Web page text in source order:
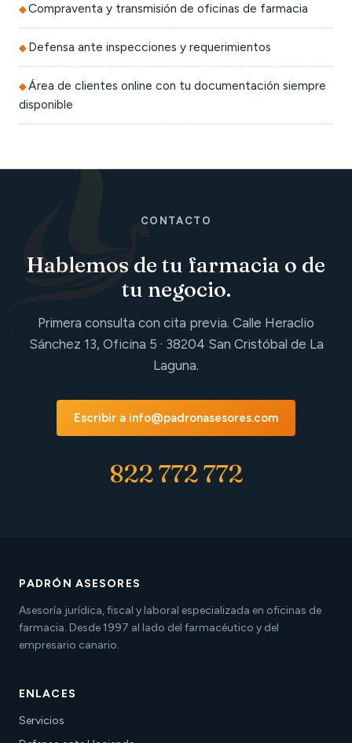
Compraventa y transmisión de oficinas de farmacia
Defensa ante inspecciones y requerimientos
Área de clientes online con tu documentación siempre
disponible
CONTACTO
Hablemos de tu farmacia o de
tu negocio.
Primera consulta con cita previa. Calle Heraclio
Sánchez 13, Oficina 5 · 38204 San Cristóbal de La
Laguna.
Escribir a info@padronasesores.com
822 772 772
PADRÓN ASESORES
Asesoría jurídica, fiscal y laboral especializada en oficinas de
farmacia. Desde 1997 al lado del farmacéutico y del
empresario canario.
ENLACES
Servicios